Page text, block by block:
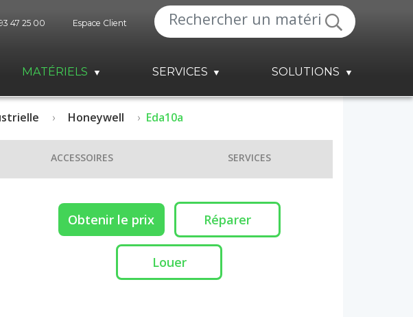
47 25 00 Espace Client
MATÉRIELS SERVICES SOLUTIONS
Honeywell Eda10a
ACCESSOIRES SERVICES
Obtenir le prix Réparer
Louer